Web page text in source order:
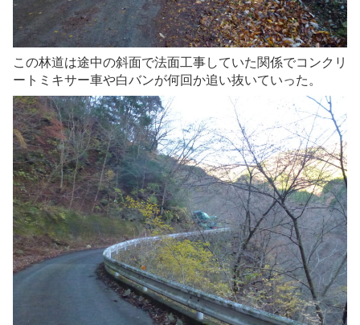
この林道は途中の斜面で法面工事していた関係でコンクリ
ートミキサー車や白バンが何回か追い抜いていった。